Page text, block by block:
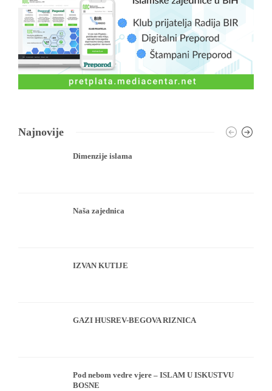
Najnovije
Dimenzije islama
Naša zajednica
IZVAN KUTIJE
GAZI HUSREV-BEGOVA RIZNICA
Pod nebom vedre vjere – ISLAM U ISKUSTVU
BOSNE